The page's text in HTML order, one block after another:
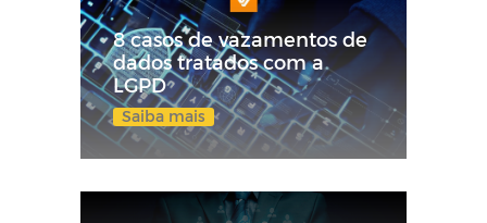
8 casos de vazamentos de
dados tratados com a
LGPD
Saiba mais